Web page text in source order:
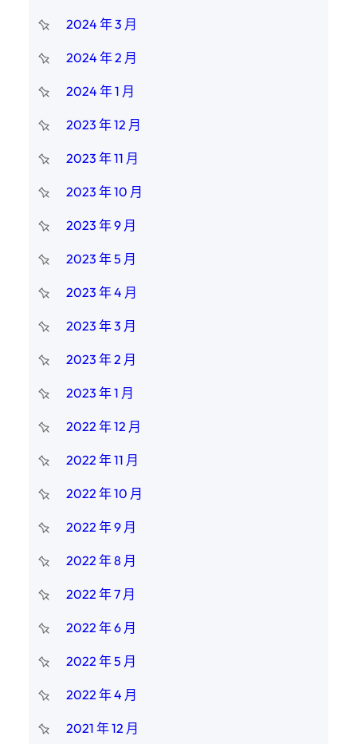
2024 年 3 月
2024 年 2 月
2024 年 1 月
2023 年 12 月
2023 年 11 月
2023 年 10 月
2023 年 9 月
2023 年 5 月
2023 年 4 月
2023 年 3 月
2023 年 2 月
2023 年 1 月
2022 年 12 月
2022 年 11 月
2022 年 10 月
2022 年 9 月
2022 年 8 月
2022 年 7 月
2022 年 6 月
2022 年 5 月
2022 年 4 月
2021 年 12 月